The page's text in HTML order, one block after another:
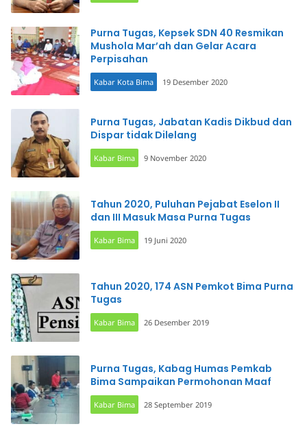
Purna Tugas, Kepsek SDN 40 Resmikan
Mushola Mar’ah dan Gelar Acara
Perpisahan
Kabar Kota Bima 19 Desember 2020
Purna Tugas, Jabatan Kadis Dikbud dan
Dispar tidak Dilelang
Kabar Bima 9 November 2020
Tahun 2020, Puluhan Pejabat Eselon II
dan III Masuk Masa Purna Tugas
Kabar Bima 19 Juni 2020
Tahun 2020, 174 ASN Pemkot Bima Purna
Tugas
Kabar Bima 26 Desember 2019
Purna Tugas, Kabag Humas Pemkab
Bima Sampaikan Permohonan Maaf
Kabar Bima 28 September 2019